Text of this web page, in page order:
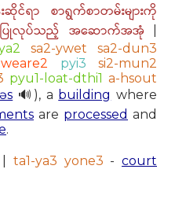
ဆိုင်ရာ စာရွက်စာတမ်းများကို
းပြုလုပ်သည့် အဆောက်အအုံ
sa2-ywet sa2-dun3
pyi3
si2-mun2
pyu1-loat-dthi1 a-hsout
🔊), a building where
are processed and
.
ta1-ya3 yone3 - court